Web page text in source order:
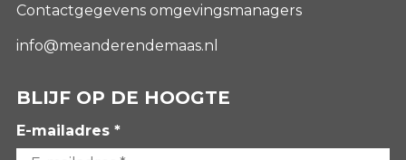
Contactgegevens omgevingsmanagers
info@meanderendemaas.nl
BLIJF OP DE HOOGTE
E-mailadres *